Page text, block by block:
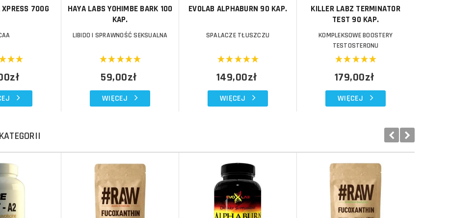
XPRESS 700G
HAYA LABS YOHIMBE BARK 100
KAP.
LIBIDO I SPRAWNOŚĆ SEKSUALNA
59,00zł
WIĘCEJ
EVOLAB ALPHABURN 90 KAP.
SPALACZE TŁUSZCZU
149,00zł
WIĘCEJ
KILLER LABZ TERMINATOR
TEST 90 KAP.
KOMPLEKSOWE BOOSTERY
TESTOSTERONU
179,00zł
WIĘCEJ